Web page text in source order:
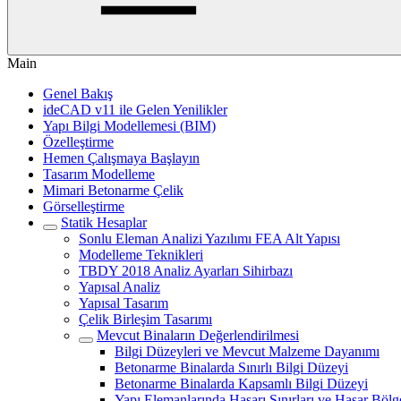
Main
Genel Bakış
ideCAD v11 ile Gelen Yenilikler
Yapı Bilgi Modellemesi (BIM)
Özelleştirme
Hemen Çalışmaya Başlayın
Tasarım Modelleme
Mimari Betonarme Çelik
Görselleştirme
Statik Hesaplar
Sonlu Eleman Analizi Yazılımı FEA Alt Yapısı
Modelleme Teknikleri
TBDY 2018 Analiz Ayarları Sihirbazı
Yapısal Analiz
Yapısal Tasarım
Çelik Birleşim Tasarımı
Mevcut Binaların Değerlendirilmesi
Bilgi Düzeyleri ve Mevcut Malzeme Dayanımı
Betonarme Binalarda Sınırlı Bilgi Düzeyi
Betonarme Binalarda Kapsamlı Bilgi Düzeyi